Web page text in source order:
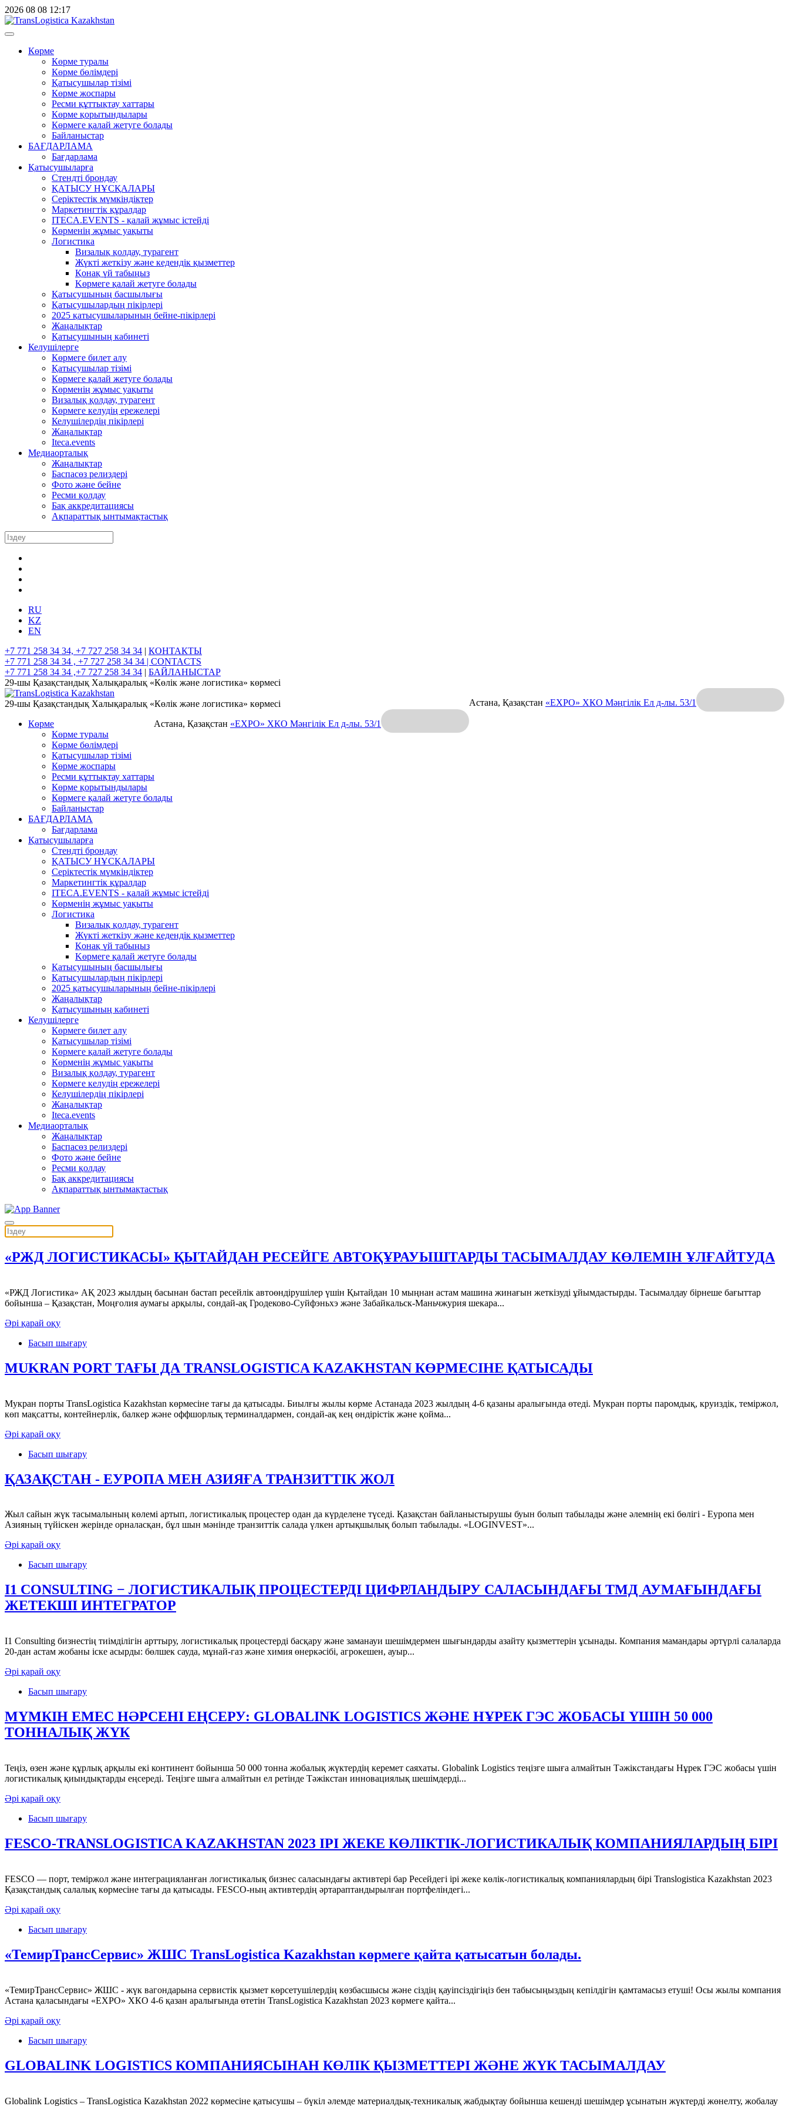
2026 08 08 12:17
Көрме
Көрме туралы
Көрме бөлімдері
Қатысушылар тізімі
Көрме жоспары
Ресми құттықтау хаттары
Көрме қорытындылары
Көрмеге қалай жетуге болады
Байланыстар
БАҒДАРЛАМА
Бағдарлама
Қатысушыларға
Стендті брондау
ҚАТЫСУ НҰСҚАЛАРЫ
Серіктестік мүмкіндіктер
Маркетингтік құралдар
ITECA.EVENTS - қалай жұмыс істейді
Көрменің жұмыс уақыты
Логистика
Визалық қолдау, турагент
Жүкті жеткізу және кедендік қызметтер
Қонақ үй табыңыз
Kөрмеге қалай жетуге болады
Қатысушының басшылығы
Қатысушылардың пікірлері
2025 қатысушыларының бейне-пікірлері
Жаңалықтар
Қатысушының кабинеті
Келушілерге
Көрмеге билет алу
Қатысушылар тізімі
Көрмеге қалай жетуге болады
Көрменің жұмыс уақыты
Визалық қолдау, турагент
Көрмеге келудің ережелері
Келушілердің пікірлері
Жаңалықтар
Iteca.events
Медиаорталық
Жаңалықтар
Баспасөз релиздері
Фото және бейне
Ресми қолдау
Бақ аккредитациясы
Ақпараттық ынтымақтастық
RU
KZ
EN
+7 771 258 34 34, +7 727 258 34 34 | КОНТАКТЫ
+7 771 258 34 34 , +7 727 258 34 34 | CONTACTS
+7 771 258 34 34 ,+7 727 258 34 34 | БАЙЛАНЫСТАР
29-шы Қазақстандық Халықаралық «Көлік және логистика» көрмесі
Астана, Қазақстан «EXPO» ХКО Мәңгілік Ел д-лы. 53/1
29-шы Қазақстандық Халықаралық «Көлік және логистика» көрмесі
Астана, Қазақстан «EXPO» ХКО Мәңгілік Ел д-лы. 53/1
Көрме
Көрме туралы
Көрме бөлімдері
Қатысушылар тізімі
Көрме жоспары
Ресми құттықтау хаттары
Көрме қорытындылары
Көрмеге қалай жетуге болады
Байланыстар
БАҒДАРЛАМА
Бағдарлама
Қатысушыларға
Стендті брондау
ҚАТЫСУ НҰСҚАЛАРЫ
Серіктестік мүмкіндіктер
Маркетингтік құралдар
ITECA.EVENTS - қалай жұмыс істейді
Көрменің жұмыс уақыты
Логистика
Визалық қолдау, турагент
Жүкті жеткізу және кедендік қызметтер
Қонақ үй табыңыз
Kөрмеге қалай жетуге болады
Қатысушының басшылығы
Қатысушылардың пікірлері
2025 қатысушыларының бейне-пікірлері
Жаңалықтар
Қатысушының кабинеті
Келушілерге
Көрмеге билет алу
Қатысушылар тізімі
Көрмеге қалай жетуге болады
Көрменің жұмыс уақыты
Визалық қолдау, турагент
Көрмеге келудің ережелері
Келушілердің пікірлері
Жаңалықтар
Iteca.events
Медиаорталық
Жаңалықтар
Баспасөз релиздері
Фото және бейне
Ресми қолдау
Бақ аккредитациясы
Ақпараттық ынтымақтастық
«РЖД ЛОГИСТИКАСЫ» ҚЫТАЙДАН РЕСЕЙГЕ АВТОҚҰРАУЫШТАРДЫ ТАСЫМАЛДАУ КӨЛЕМІН ҰЛҒАЙТУДА
«РЖД Логистика» АҚ 2023 жылдың басынан бастап ресейлік автоөндірушілер үшін Қытайдан 10 мыңнан астам машина жинағын жеткізуді ұйымдастырды. Тасымалдау бірнеше бағыттар
бойынша – Қазақстан, Моңғолия аумағы арқылы, сондай-ақ Гродеково-Суйфэньхэ және Забайкальск-Маньчжурия шекара...
Әрі қарай оқу
Басып шығару
MUKRAN PORT ТАҒЫ ДА TRANSLOGISTICA KAZAKHSTAN КӨРМЕСІНЕ ҚАТЫСАДЫ
Мукран порты TransLogistica Kazakhstan көрмесіне тағы да қатысады. Биылғы жылы көрме Астанада 2023 жылдың 4-6 қазаны аралығында өтеді. Мукран порты паромдық, круиздік, теміржол,
көп мақсатты, контейнерлік, балкер және оффшорлық терминалдармен, сондай-ақ кең өндірістік және қойма...
Әрі қарай оқу
Басып шығару
ҚАЗАҚСТАН - ЕУРОПА МЕН АЗИЯҒА ТРАНЗИТТІК ЖОЛ
Жыл сайын жүк тасымалының көлемі артып, логистикалық процестер одан да күрделене түседі. Қазақстан байланыстырушы буын болып табылады және әлемнің екі бөлігі - Еуропа мен
Азияның түйіскен жерінде орналасқан, бұл шын мәнінде транзиттік салада үлкен артықшылық болып табылады. «LOGINVEST»...
Әрі қарай оқу
Басып шығару
I1 CONSULTING − ЛОГИСТИКАЛЫҚ ПРОЦЕСТЕРДІ ЦИФРЛАНДЫРУ САЛАСЫНДАҒЫ ТМД АУМАҒЫНДАҒЫ
ЖЕТЕКШІ ИНТЕГРАТОР
I1 Consulting бизнестің тиімділігін арттыру, логистикалық процестерді басқару және заманауи шешімдермен шығындарды азайту қызметтерін ұсынады. Компания мамандары әртүрлі салаларда
20-дан астам жобаны іске асырды: бөлшек сауда, мұнай-газ және химия өнеркәсібі, агрокешен, ауыр...
Әрі қарай оқу
Басып шығару
МҮМКІН ЕМЕС НӘРСЕНІ ЕҢСЕРУ: GLOBALINK LOGISTICS ЖӘНЕ НҰРЕК ГЭС ЖОБАСЫ ҮШІН 50 000
ТОННАЛЫҚ ЖҮК
Теңіз, өзен және құрлық арқылы екі континент бойынша 50 000 тонна жобалық жүктердің керемет саяхаты. Globalink Logistics теңізге шыға алмайтын Тәжікстандағы Нұрек ГЭС жобасы үшін
логистикалық қиындықтарды еңсереді. Теңізге шыға алмайтын ел ретінде Тәжікстан инновациялық шешімдерді...
Әрі қарай оқу
Басып шығару
FESCO-TRANSLOGISTICA KAZAKHSTAN 2023 ІРІ ЖЕКЕ КӨЛІКТІК-ЛОГИСТИКАЛЫҚ КОМПАНИЯЛАРДЫҢ БІРІ
FESCO — порт, теміржол және интеграцияланған логистикалық бизнес саласындағы активтері бар Ресейдегі ірі жеке көлік-логистикалық компаниялардың бірі Translogistica Kazakhstan 2023
Қазақстандық салалық көрмесіне тағы да қатысады. FESCO-ның активтердің әртараптандырылған портфеліндегі...
Әрі қарай оқу
Басып шығару
«ТемирТрансСервис» ЖШС TransLogistica Kazakhstan көрмеге қайта қатысатын болады.
«ТемирТрансСервис» ЖШС - жүк вагондарына сервистік қызмет көрсетушілердің көзбасшысы және сіздің қауіпсіздігіңіз бен табысыңыздың кепілдігін қамтамасыз етуші! Осы жылы компания
Астана қаласындағы «ЕХРО» ХКО 4-6 қазан аралығында өтетін TransLogistica Kazakhstan 2023 көрмеге қайта...
Әрі қарай оқу
Басып шығару
GLOBALINK LOGISTICS КОМПАНИЯСЫНАН КӨЛІК ҚЫЗМЕТТЕРІ ЖӘНЕ ЖҮК ТАСЫМАЛДАУ
Globalink Logistics – TransLogistica Kazakhstan 2022 көрмесіне қатысушы – бүкіл әлемде материалдық-техникалық жабдықтау бойынша кешенді шешімдер ұсынатын жүктерді жөнелту, жобалау